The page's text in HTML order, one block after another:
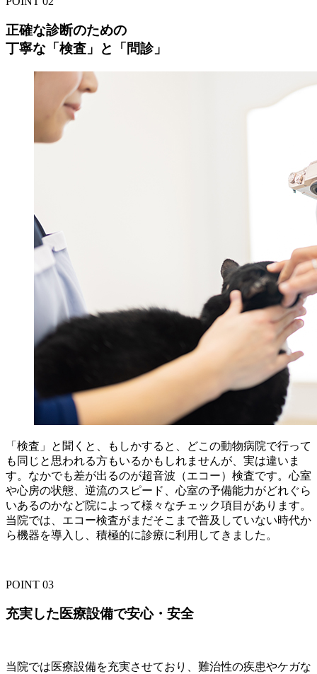
正確な診断のための
丁寧な「検査」と「問診」
「検査」と聞くと、もしかすると、どこの動物病院で行って
も同じと思われる方もいるかもしれませんが、実は違いま
す。なかでも差が出るのが超音波（エコー）検査です。心室
や心房の状態、逆流のスピード、心室の予備能力がどれぐら
いあるのかなど院によって様々なチェック項目があります。
当院では、エコー検査がまだそこまで普及していない時代か
ら機器を導入し、積極的に診療に利用してきました。
POINT 03
充実した医療設備で安心・安全
当院では医療設備を充実させており、難治性の疾患やケガな